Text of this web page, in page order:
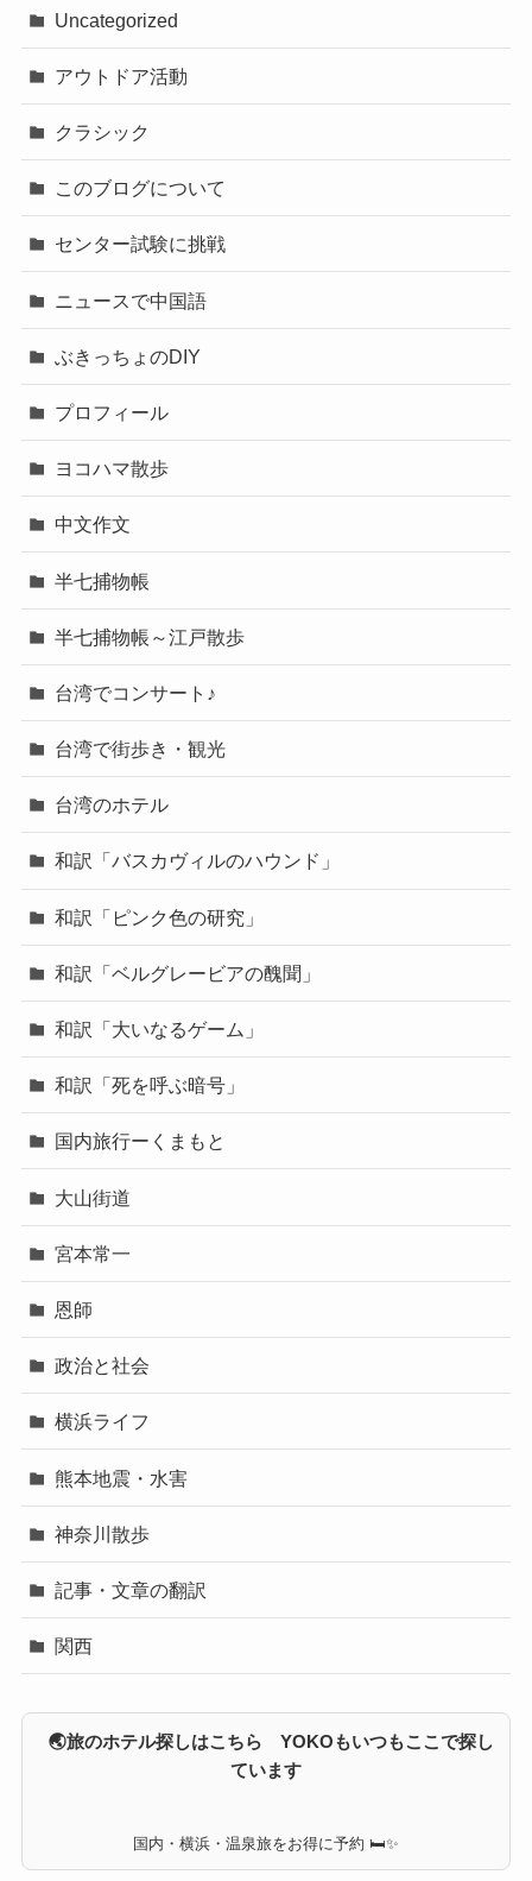
Uncategorized
アウトドア活動
クラシック
このブログについて
センター試験に挑戦
ニュースで中国語
ぶきっちょのDIY
プロフィール
ヨコハマ散歩
中文作文
半七捕物帳
半七捕物帳～江戸散歩
台湾でコンサート♪
台湾で街歩き・観光
台湾のホテル
和訳「バスカヴィルのハウンド」
和訳「ピンク色の研究」
和訳「ベルグレービアの醜聞」
和訳「大いなるゲーム」
和訳「死を呼ぶ暗号」
国内旅行ーくまもと
大山街道
宮本常一
恩師
政治と社会
横浜ライフ
熊本地震・水害
神奈川散歩
記事・文章の翻訳
関西
🌏旅のホテル探しはこちら YOKOもいつもここで探し
ています